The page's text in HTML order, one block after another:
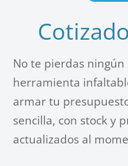
No te pierdas ningún
herramienta
armar tu
sencilla, con stock y
actualizados al